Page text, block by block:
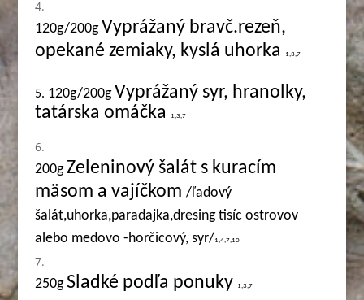
120g/200gVyprážaný bravč.rezeň,
opekané zemiaky, kyslá uhorka
1,3,7
5. 120g/200gVyprážaný syr, hranolky,
tatárska omáčka
1,3,7
200gZeleninový šalát s kuracím
mäsom a vajíčkom /ľadový
šalát,uhorka,paradajka,dresing tisíc ostrovov
alebo medovo -horčicový, syr/1,4,7,10
250g Sladké podľa ponuky 1,3,7